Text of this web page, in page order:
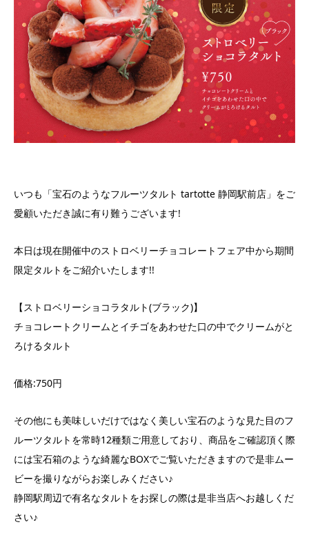
いつも「宝石のようなフルーツタルト tartotte 静岡駅前店」をご
愛顧いただき誠に有り難うございます!
本日は現在開催中のストロベリーチョコレートフェア中から期間
限定タルトをご紹介いたします!!
【ストロベリーショコラタルト(ブラック)】
チョコレートクリームとイチゴをあわせた口の中でクリームがと
ろけるタルト
価格:750円
その他にも美味しいだけではなく美しい宝石のような見た目のフ
ルーツタルトを常時12種類ご用意しており、商品をご確認頂く際
には宝石箱のような綺麗なBOXでご覧いただきますので是非ムー
ビーを撮りながらお楽しみください♪
静岡駅周辺で有名なタルトをお探しの際は是非当店へお越しくだ
さい♪